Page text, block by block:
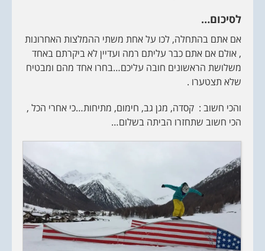
לסיכום…
אם אתם בהתחלה, לכו על אחת משתי ההמלצות האחרונות
, אולם אם אתם כבר עליתם רמה ועדיין לא ביקרתם באחד
משלושת הראשונים חובה עליכם…בחרו אחד מהם ומבטיח
שלא תצטערו .
והכי חשוב : קסדה, מגן גב, חימום, מתיחות…כי אחרי הכל ,
הכי חשוב שתחזרו הביתה בשלום…